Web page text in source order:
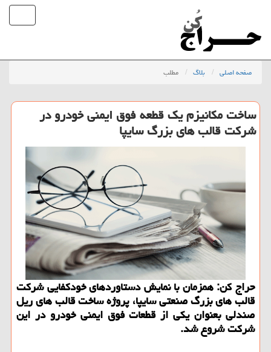
صفحه اصلی بلاگ مطلب
ساخت مکانیزم یک قطعه فوق ایمنی خودرو در
شرکت قالب های بزرگ سایپا
حراج کن: همزمان با نمایش دستاوردهای خودکفایی شرکت
قالب های بزرگ صنعتی سایپا، پروژه ساخت قالب های ریل
صندلی بعنوان یکی از قطعات فوق ایمنی خودرو در این
شرکت شروع شد.